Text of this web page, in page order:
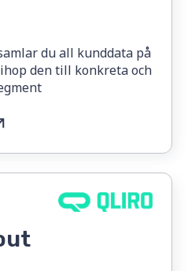
du all kunddata på
den till konkreta och